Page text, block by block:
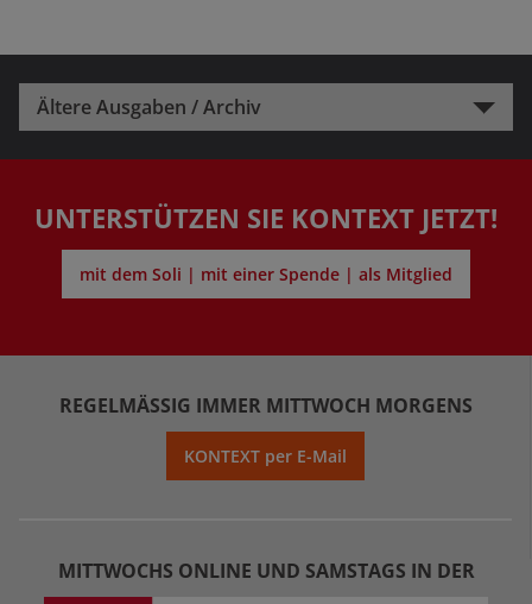
Ältere Ausgaben / Archiv
UNTERSTÜTZEN SIE KONTEXT JETZT!
mit dem Soli | mit einer Spende | als Mitglied
REGELMÄSSIG IMMER MITTWOCH MORGENS
KONTEXT per E-Mail
MITTWOCHS ONLINE UND SAMSTAGS IN DER